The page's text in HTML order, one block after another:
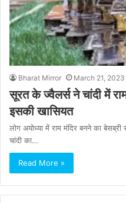
Bharat Mirror March 21, 2023
सूरत के ज्वैलर्स ने चांदी में
इसकी खासियत
लोग अयोध्या में राम मंदिर बनने का
चांदी का…
Read More »